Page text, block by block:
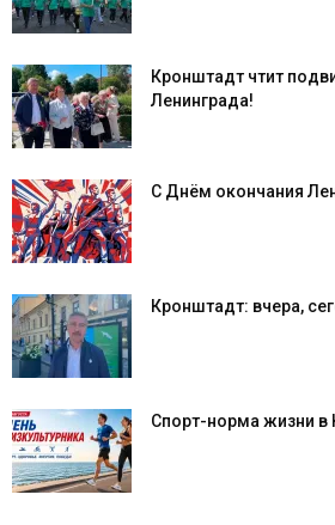
Кронштадт чтит
Ленинграда!
С Днём окончания
Кронштадт: вчера,
Спорт-норма жизни в